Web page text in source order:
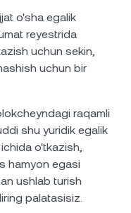
o'sha egalik
reyestrida
uchun sekin,
uchun bir
raqamli
shu yuridik egalik
o'tkazish,
hamyon egasi
ushlab turish
palatasisiz.